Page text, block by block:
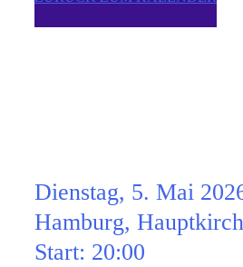
Dienstag, 5. Mai
Hamburg,
Start: 20:00